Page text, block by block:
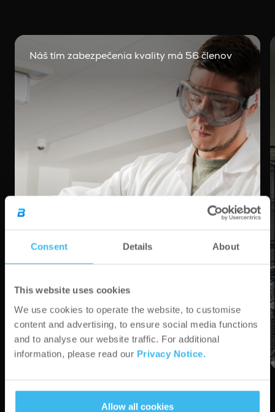
Consent Details About
This website uses cookies
We use cookies to operate the website, to customise
content and advertising, to ensure social media functions
and to analyse our website traffic. For additional
information, please read our Privacy Notice.
Allow all cookies
Náš tím zabezpečenia kvality má 56 členov